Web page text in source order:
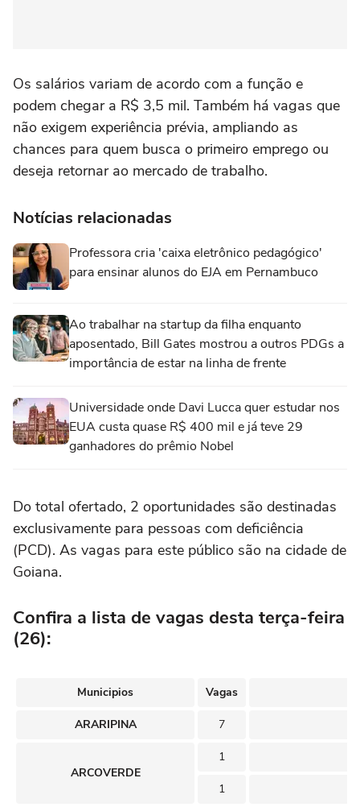
Os salários variam de acordo com a função e
podem chegar a R$ 3,5 mil. Também há vagas que
não exigem experiência prévia, ampliando as
chances para quem busca o primeiro emprego ou
deseja retornar ao mercado de trabalho.
Notícias relacionadas
Professora cria 'caixa eletrônico pedagógico'
para ensinar alunos do EJA em Pernambuco
Ao trabalhar na startup da filha enquanto
aposentado, Bill Gates mostrou a outros PDGs a
importância de estar na linha de frente
Universidade onde Davi Lucca quer estudar nos
EUA custa quase R$ 400 mil e já teve 29
ganhadores do prêmio Nobel
Do total ofertado, 2 oportunidades são destinadas
exclusivamente para pessoas com deficiência
(PCD). As vagas para este público são na cidade de
Goiana.
Confira a lista de vagas desta terça-feira
(26):
Municipios Vagas
ARARIPINA 7
ARCOVERDE
1
1